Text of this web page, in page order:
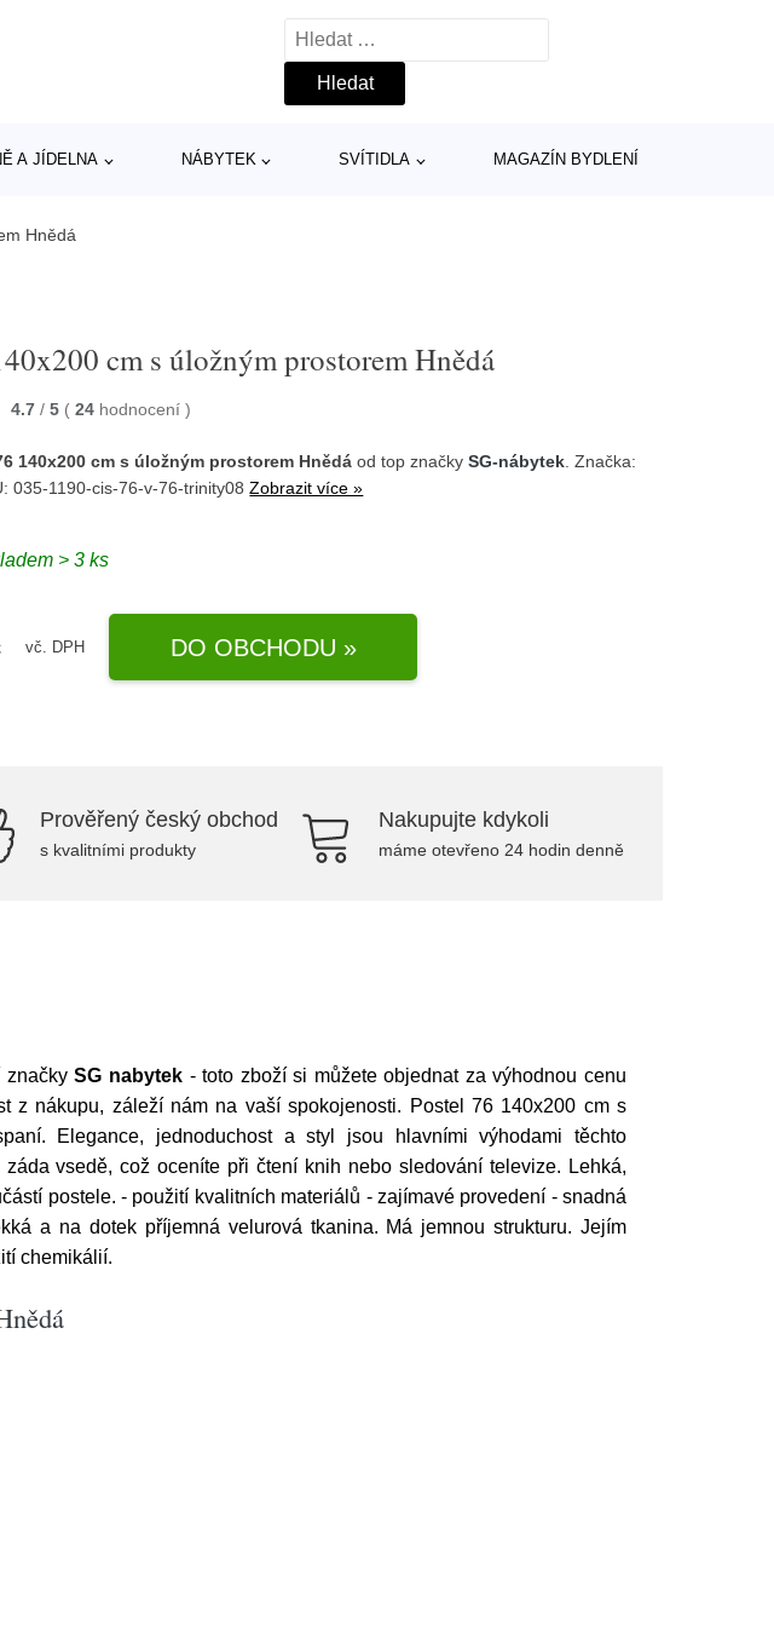
Vyhledávání
A JÍDELNA NÁBYTEK SVÍTIDLA MAGAZÍN BYDLENÍ
Hnědá
cm s úložným prostorem Hnědá
4.7 / 5 ( 24 hodnocení)
140x200 cm s úložným prostorem Hnědá od top značkySG-nábytek . Značka:
035-1190-cis-76-v-76-trinity08Zobrazit více »
> 3 ks
vč. DPH DO OBCHODU »
Prověřený český obchod
s kvalitními produkty
Nakupujte kdykoli
máme otevřeno 24 hodin denně
značkySG nabytek- toto zboží si můžete objednat za výhodnou cenu
z nákupu, záleží nám na vaší spokojenosti. Postel 76 140x200 cm s
Elegance, jednoduchost a styl jsou hlavními výhodami těchto
vsedě, což oceníte při čtení knih nebo sledování televize. Lehká,
postele. - použití kvalitních materiálů - zajímavé provedení - snadná
a na dotek příjemná velurová tkanina. Má jemnou strukturu. Jejím
chemikálií.